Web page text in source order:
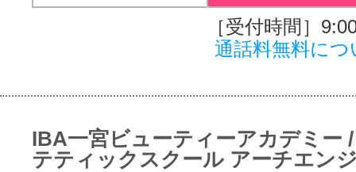
［受付時間］
通話料無料につ
IBA一宮ビューティーアカデミー
テティックスクール アーチエン